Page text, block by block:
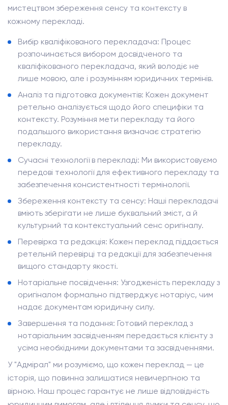
мистецтвом збереження сенсу та контексту в
кожному перекладі.
Вибір кваліфікованого перекладача: Процес
розпочинається вибором досвідченого та
кваліфікованого перекладача, який володіє не
лише мовою, але і розумінням юридичних термінів.
Аналіз та підготовка документів: Кожен документ
ретельно аналізується щодо його специфіки та
контексту. Розуміння мети перекладу та його
подальшого використання визначає стратегію
перекладу.
Сучасні технології в перекладі: Ми використовуємо
передові технології для ефективного перекладу та
забезпечення консистентності термінології.
Збереження контексту та сенсу: Наші перекладачі
вміють зберігати не лише буквальний зміст, а й
культурний та контекстуальний сенс оригіналу.
Перевірка та редакція: Кожен переклад піддається
ретельній перевірці та редакції для забезпечення
вищого стандарту якості.
Нотаріальне посвідчення: Узгодженість перекладу з
оригіналом формально підтверджує нотаріус, чим
надає документам юридичну силу.
Завершення та подання: Готовий переклад з
нотаріальним засвідченням передається клієнту з
усіма необхідними документами та засвідченнями.
У "Адмірал" ми розуміємо, що кожен переклад — це
історія, що повинна залишатися невичерпною та
вірною. Наш процес гарантує не лише відповідність